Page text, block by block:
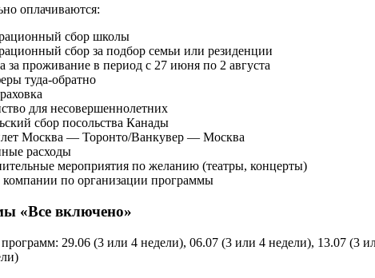
оплачиваются:
сбор школы
сбор за подбор семьи или резиденции
за проживание в период с 27 июня по 2 августа
туда-обратно
для несовершеннолетних
сбор посольства Канады
Москва — Торонто/Ванкувер — Москва
расходы
мероприятия по желанию (театры, концерты)
компании по организации программы
«Все включено»
29.06 (3 или 4 недели), 06.07 (3 или 4 недели), 13.07 (3